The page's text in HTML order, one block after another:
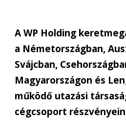
A WP Holding
a Németországban,
Svájcban,
Magyarországon és
működő utazási
cégcsoport